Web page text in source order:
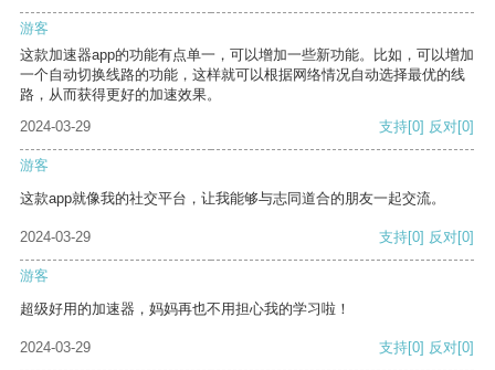
游客
这款加速器app的功能有点单一，可以增加一些新功能。比如，可以增加
一个自动切换线路的功能，这样就可以根据网络情况自动选择最优的线
路，从而获得更好的加速效果。
2024-03-29
支持[0] 反对[0]
游客
这款app就像我的社交平台，让我能够与志同道合的朋友一起交流。
2024-03-29 支持[0] 反对[0]
游客
超级好用的加速器，妈妈再也不用担心我的学习啦！
2024-03-29 支持[0] 反对[0]